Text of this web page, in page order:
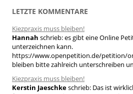
n
n
a
c
h
:
LETZTE KOMMENTARE
Kiezpraxis muss bleiben!
Hannah schrieb:es gibt eine Online
unterzeichnen kann.
https://www.openpetition.de/petition/
bleiben bitte zahlreich unterschreiben
Kiezpraxis muss bleiben!
Kerstin Jaeschkeschrieb: Das ist